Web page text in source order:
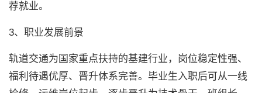
荐就业。
3、职业发展前景
轨道交通为国家重点扶持的基建行业，岗位稳定性强、
福利待遇优厚、晋升体系完善。毕业生入职后可从一线